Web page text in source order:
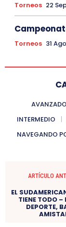
Torneos 22
Torneos 31
AVANZADO
INTERMEDIO
NAVEGANDO
ARTÍCULO
EL
TIENE TODO –
DEPORTE,